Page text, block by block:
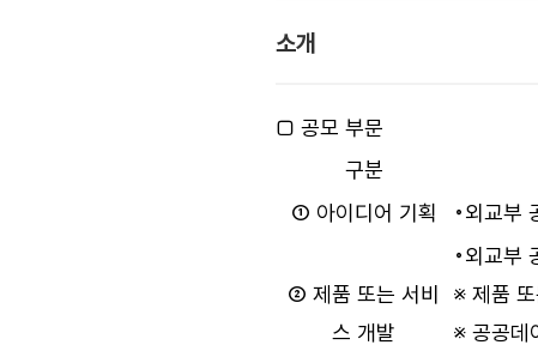
소개
□ 공모 부문
구분
① 아이디어 기획
◦외교부
② 제품 또는 서비
스 개발
◦외교부
※ 제품
※ 공공데